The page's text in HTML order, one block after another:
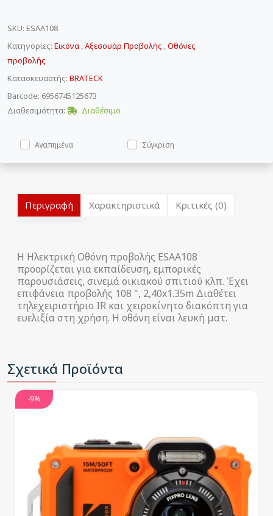
SKU: ESAA108
Κατηγορίες: Εικόνα ,Αξεσουάρ Προβολής ,Οθόνες
προβολής
Κατασκευαστής: BRATECK
Barcode: 6956745125673
Διαθεσιμότητα:
Διαθέσιμο
Αγαπημένα Σύγκριση
Περιγραφή Χαρακτηριστικά Κριτικές (0)
Η Ηλεκτρική Οθόνη προβολής ESAA108
προορίζεται για εκπαίδευση, εμπορικές
παρουσιάσεις, σινεμά οικιακού σπιτιού κλπ. Έχει
επιφάνεια προβολής 108 ", 2,40x1.35m Διαθέτει
τηλεχειριστήριο IR και χειροκίνητο διακόπτη για
ευελιξία στη χρήση. Η οθόνη είναι λευκή ματ.
Σχετικά Προϊόντα
-9%